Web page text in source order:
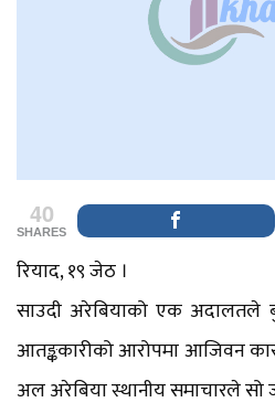
40
SHARES
रियाद, १९ जेठ ।
साउदी अरेबियाको एक अदालतले
आतङ्ककारीको आरोपमा आजिवन
अल अरेबिया स्थानीय समाचारले सो